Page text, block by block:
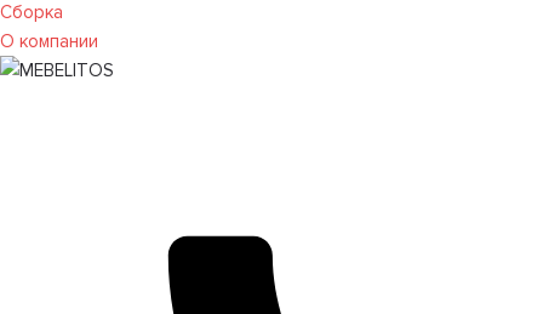
Сборка
О компании